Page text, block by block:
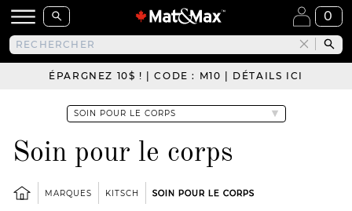
0
ÉPARGNEZ 10$ ! | CODE : M10 | DÉTAILS ICI
Soin pour le corps
MARQUES KITSCH SOIN POUR LE CORPS